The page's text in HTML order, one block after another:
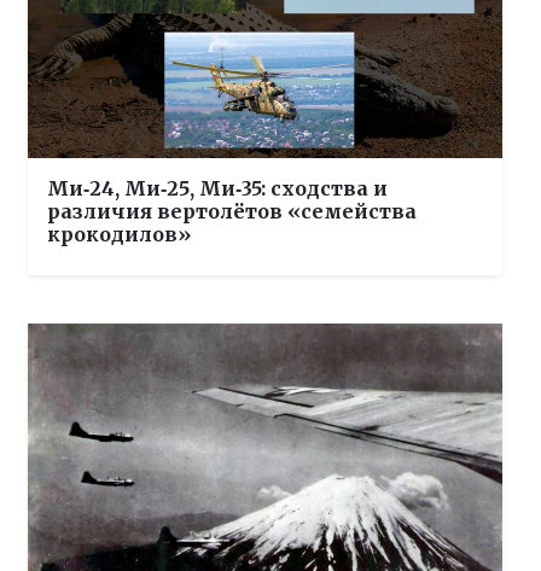
Ми‑24, Ми‑25, Ми‑35: сходства и
различия вертолётов «семейства
крокодилов»